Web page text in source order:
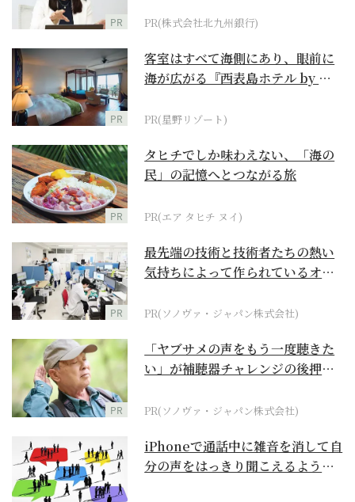
PR PR(株式会社北九州銀行)
PR
客室はすべて海側にあり、眼前に
海が広がる『西表島ホテル by 星
PR(星野リゾート)
PR
タヒチでしか味わえない、「海の
民」の記憶へとつながる旅
PR(エア タヒチ ヌイ)
PR
最先端の技術と技術者たちの熱い
気持ちによって作られているオー
PR(ソノヴァ・ジャパン株式会社)
PR
「ヤブサメの声をもう一度聴きた
い」が補聴器チャレンジの後押し
PR(ソノヴァ・ジャパン株式会社)
iPhoneで通話中に雑音を消して自
分の声をはっきり聞こえるように